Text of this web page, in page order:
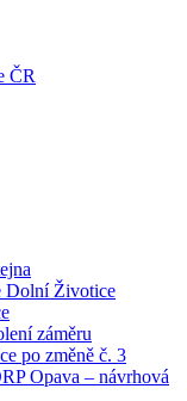
ČR
Dolní Životice
záměru
po změně č. 3
Opava – návrhová